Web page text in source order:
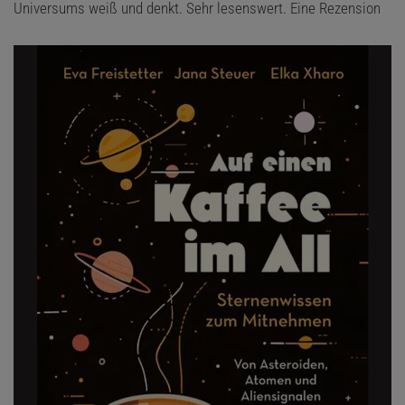
Universums weiß und denkt. Sehr lesenswert. Eine Rezension